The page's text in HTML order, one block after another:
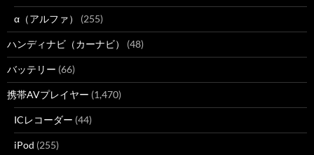
α（アルファ） (255)
ハンディナビ（カーナビ） (48)
バッテリー (66)
携帯AVプレイヤー (1,470)
ICレコーダー (44)
iPod (255)